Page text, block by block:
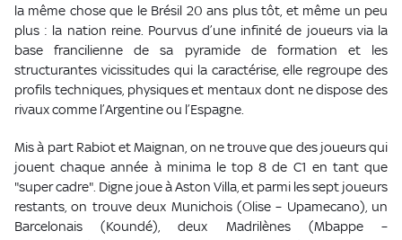
la même chose que le Brésil 20 ans plus tôt, et même un peu
plus : la nation reine. Pourvus d’une infinité de joueurs via la
base francilienne de sa pyramide de formation et les
structurantes vicissitudes qui la caractérise, elle regroupe des
profils techniques, physiques et mentaux dont ne dispose des
rivaux comme l’Argentine ou l’Espagne.
Mis à part Rabiot et Maignan, on ne trouve que des joueurs qui
jouent chaque année à minima le top 8 de C1 en tant que
"super cadre". Digne joue à Aston Villa, et parmi les sept joueurs
restants, on trouve deux Munichois (Olise – Upamecano), un
Barcelonais (Koundé), deux Madrilènes (Mbappe –